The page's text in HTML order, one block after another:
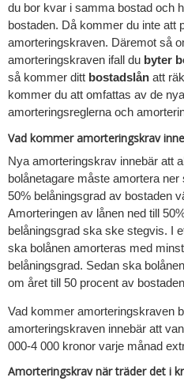
du bor kvar i samma bostad och
bostaden. Då kommer du inte att
amorteringskraven. Däremot så
amorteringskraven ifall du byter
så kommer ditt bostadslån att
kommer du att omfattas av de
amorteringsreglerna och
Vad kommer amorteringskrav
Nya amorteringskrav innebär att
bolånetagare måste amortera ner
50% belåningsgrad av bostaden
Amorteringen av lånen ned till
belåningsgrad ska ske stegvis. I
ska bolånen amorteras med
belåningsgrad. Sedan ska
om året till 50 procent av
Vad kommer amorteringskraven
amorteringskraven innebär att
000-4 000 kronor varje månad
Amorteringskrav när träder det i